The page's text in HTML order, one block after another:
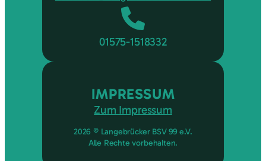
01575-1518332
IMPRESSUM
Zum Impressum
2026 © Langebrücker BSV 99 e.V.
Alle Rechte vorbehalten.